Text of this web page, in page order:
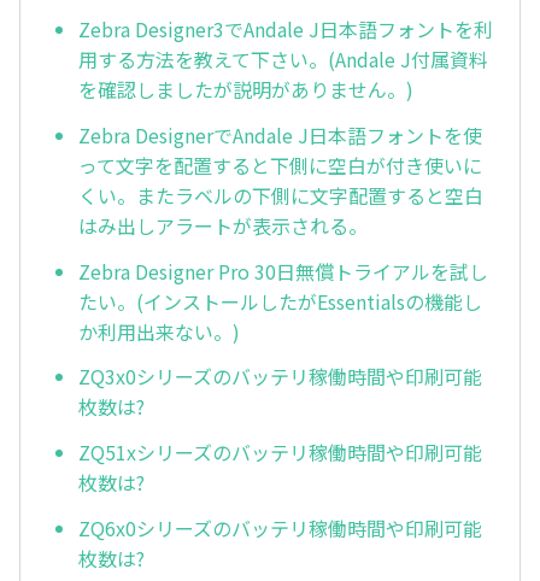
Zebra Designer3でAndale J日本語フォントを利
用する方法を教えて下さい。(Andale J付属資料
を確認しましたが説明がありません。)
Zebra DesignerでAndale J日本語フォントを使
って文字を配置すると下側に空白が付き使いに
くい。またラベルの下側に文字配置すると空白
はみ出しアラートが表示される。
Zebra Designer Pro 30日無償トライアルを試し
たい。(インストールしたがEssentialsの機能し
か利用出来ない。)
ZQ3x0シリーズのバッテリ稼働時間や印刷可能
枚数は?
ZQ51xシリーズのバッテリ稼働時間や印刷可能
枚数は?
ZQ6x0シリーズのバッテリ稼働時間や印刷可能
枚数は?